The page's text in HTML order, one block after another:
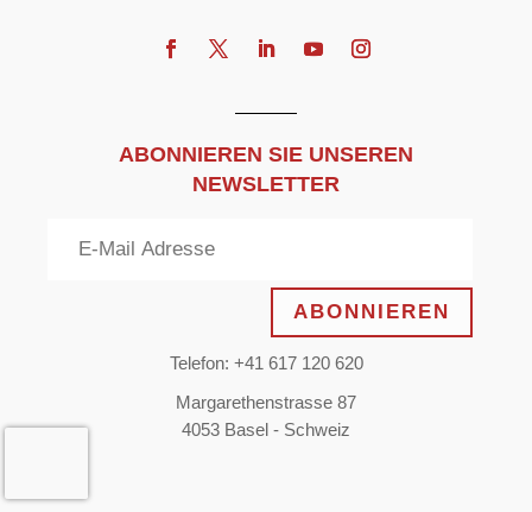
ABONNIEREN SIE UNSEREN
NEWSLETTER
ABONNIEREN
Telefon: +41 617 120 620
Margarethenstrasse 87
4053 Basel - Schweiz